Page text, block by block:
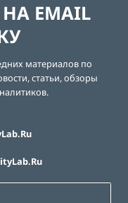
EMAIL
материалов по
статьи, обзоры